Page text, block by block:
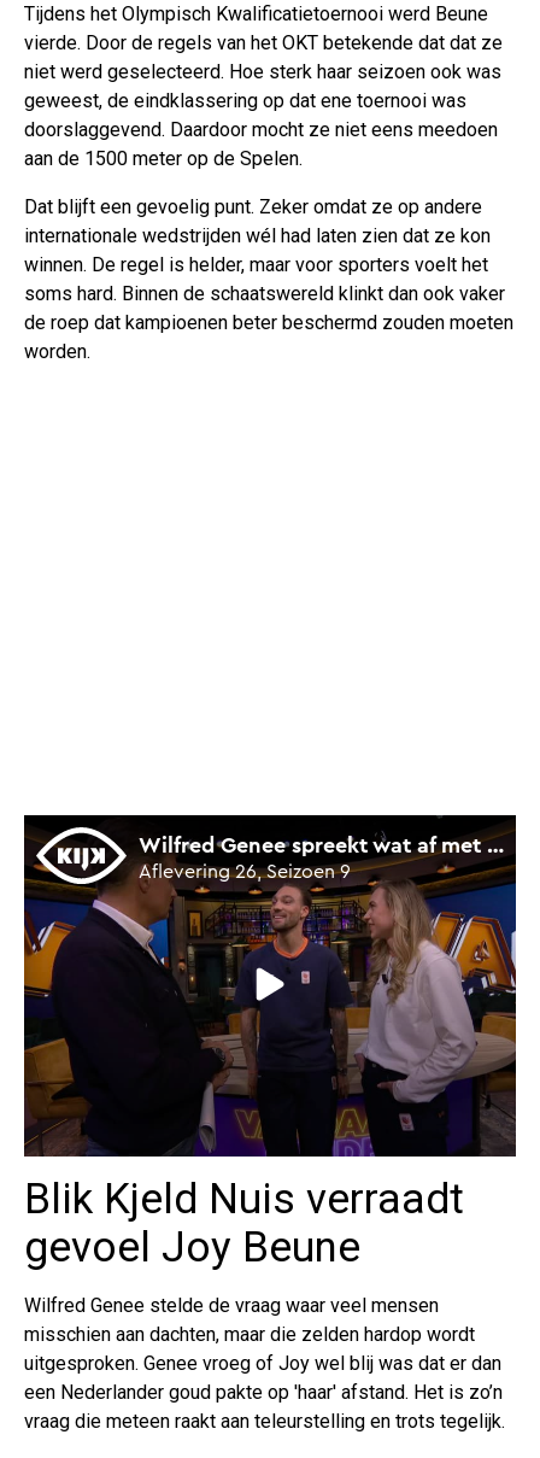
Tijdens het Olympisch Kwalificatietoernooi werd Beune
vierde. Door de regels van het OKT betekende dat dat ze
niet werd geselecteerd. Hoe sterk haar seizoen ook was
geweest, de eindklassering op dat ene toernooi was
doorslaggevend. Daardoor mocht ze niet eens meedoen
aan de 1500 meter op de Spelen.
Dat blijft een gevoelig punt. Zeker omdat ze op andere
internationale wedstrijden wél had laten zien dat ze kon
winnen. De regel is helder, maar voor sporters voelt het
soms hard. Binnen de schaatswereld klinkt dan ook vaker
de roep dat kampioenen beter beschermd zouden moeten
worden.
Blik Kjeld Nuis verraadt
gevoel Joy Beune
Wilfred Genee stelde de vraag waar veel mensen
misschien aan dachten, maar die zelden hardop wordt
uitgesproken. Genee vroeg of Joy wel blij was dat er dan
een Nederlander goud pakte op 'haar' afstand. Het is zo’n
vraag die meteen raakt aan teleurstelling en trots tegelijk.